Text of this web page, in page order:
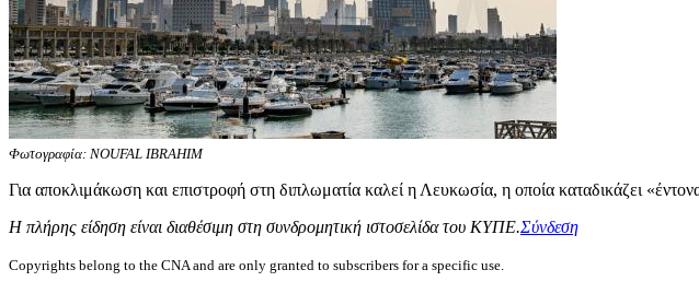
Φωτογραφία: NOUFAL IBRAHIM
Για αποκλιμάκωση και επιστροφή στη διπλωματία καλεί η Λευκωσία, η οποία καταδικάζει
Η πλήρης είδηση είναι διαθέσιμη στη συνδρομητική ιστοσελίδα του ΚΥΠΕ.Σύνδεση
Copyrights belong to the CNA and are only granted to subscribers for a specific use.